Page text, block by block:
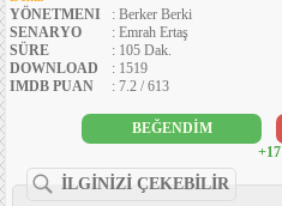
YÖNETMENI
: Berker Berki
SENARYO
: Emrah Ertaş
SÜRE
: 105 Dak.
DOWNLOAD
: 1519
IMDB PUAN
: 7.2 / 613
BEĞENDİM
+17
İLGİNİZİ ÇEKEBİLİR